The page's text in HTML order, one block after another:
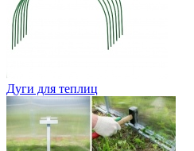
Дуги для теплиц